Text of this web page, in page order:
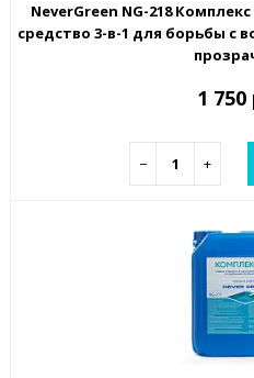
NeverGreen NG-218
средство 3-в-1 для борьбы с
1 750
− +